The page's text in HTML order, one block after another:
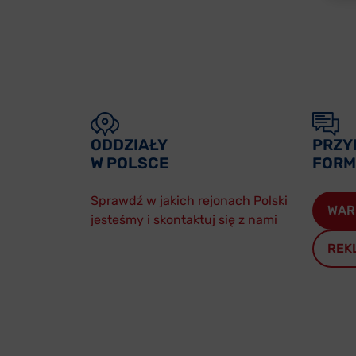
ODDZIAŁY
W POLSCE
Sprawdź w jakich rejonach Polski
jesteśmy i skontaktuj się z nami